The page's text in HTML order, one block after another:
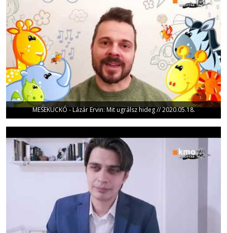
MESEKUCKÓ - Lázár Ervin: Mit ugrálsz hideg // 2020.05.18.